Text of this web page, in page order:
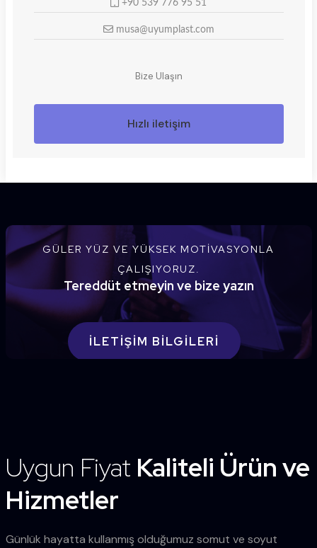
+90 539 776 95 51
musa@uyumplast.com
Bize Ulaşın
Hızlı iletişim
GÜLER YÜZ VE YÜKSEK MOTIVASYONLA
ÇALIŞIYORUZ.
Tereddüt etmeyin ve bize yazın
İLETIŞIM BILGILERI
Uygun Fiyat Kaliteli Ürün ve
Hizmetler
Günlük hayatta kullanmış olduğumuz somut ve soyut